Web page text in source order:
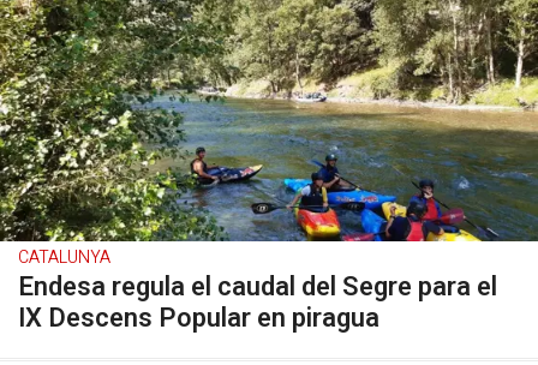
CATALUNYA
Endesa regula el caudal del Segre para el
IX Descens Popular en piragua